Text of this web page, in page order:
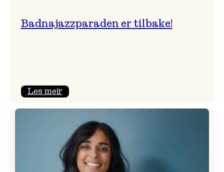
Badnajazzparaden er tilbake!
Les meir:
tilbake!